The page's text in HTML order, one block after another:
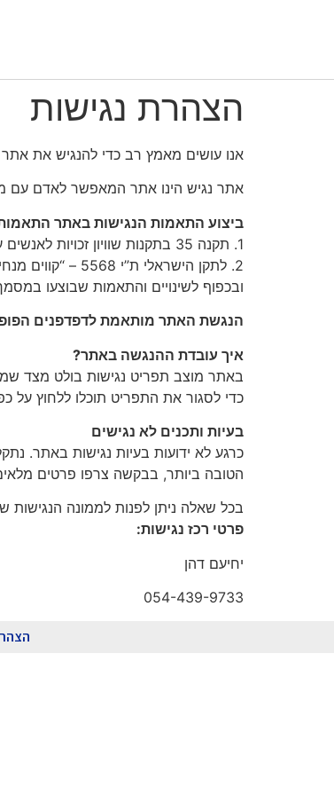
הצהרת נגישות
אנו עושים מאמץ רב כדי להנגיש את אתר
אתר נגיש הינו אתר המאפשר לאדם עם
ביצוע התאמות הנגישות באתר
1. תקנה 35 בתקנות שוויון זכויות לאנשים עם מוגבלות (התאמות נגישות לשירות התשע”ג – 2013).
ובכפוף לשינויים והתאמות שבוצעו
הנגשת האתר מותאמת לדפדפנים
איך עובדת ההנגשה באתר?
באתר מוצב תפריט נגישות בולט מצד
כדי לסגור את התפריט תוכלו ללחוץ על
בעיות ותכנים לא נגישים
כרגע לא ידועות בעיות נגישות באתר.
הטובה ביותר, בבקשה צרפו פרטים
בכל שאלה ניתן לפנות לממונה
פרטי רכז נגישות:
יחיעם דהן
054-439-9733